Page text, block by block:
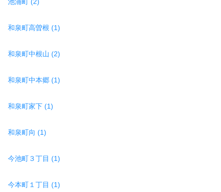
和泉町高曽根 (1)
和泉町中根山 (2)
和泉町中本郷 (1)
和泉町家下 (1)
和泉町向 (1)
今池町３丁目 (1)
今本町１丁目 (1)